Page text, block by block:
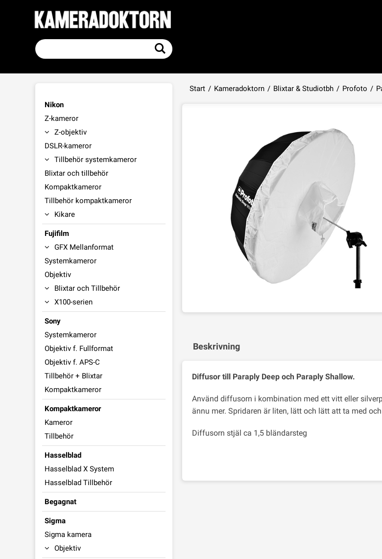
Start / Kameradoktorn / Blixtar & Studiotbh / Profoto /
Nikon
Z-kameror
Z-objektiv
DSLR-kameror
Tillbehör systemkameror
Blixtar och tillbehör
Kompaktkameror
Tillbehör kompaktkameror
Kikare
Fujifilm
GFX Mellanformat
Systemkameror
Objektiv
Blixtar och Tillbehör
X100-serien
Sony
Systemkameror
Objektiv f. Fullformat
Objektiv f. APS-C
Tillbehör + Blixtar
Kompaktkameror
Kompaktkameror
Kameror
Tillbehör
Hasselblad
Hasselblad X System
Hasselblad Tillbehör
Begagnat
Sigma
Sigma kamera
Objektiv
Beskrivning
Diffusor till Paraply Deep och Paraply Shallow.
Använd diffusorn i kombination med ett vitt eller
ännu mer. Spridaren är liten, lätt och lätt att ta med
Diffusorn stjäl ca 1,5 bländarsteg